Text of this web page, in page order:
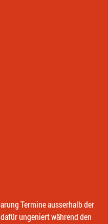
Termine ausserhalb der
ungeniert während den